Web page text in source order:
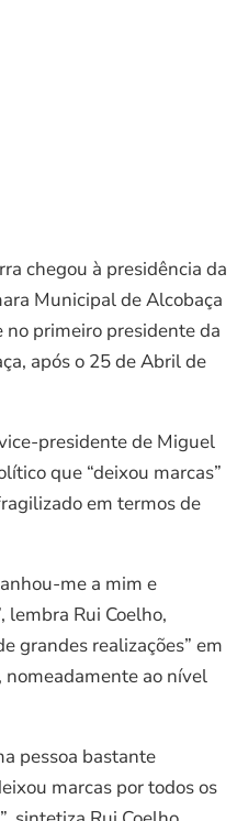
chegou à presidência da
Municipal de Alcobaça
primeiro presidente da
após o 25 de Abril de
presidente de Miguel
que “deixou marcas”
em termos de
me a mim e
lembra Rui Coelho,
grandes realizações” em
nomeadamente ao nível
pessoa bastante
marcas por todos os